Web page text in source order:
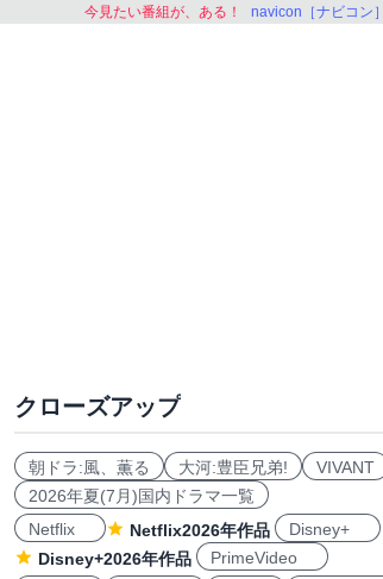
今見たい番組が、ある！ navicon［ナビコン］
クローズアップ
朝ドラ:風、薫る 大河:豊臣兄弟!
VIVANT
2026年夏(7月)国内ドラマ一覧
Netflix
Netflix2026年作品
Disney+
Disney+2026年作品
PrimeVideo